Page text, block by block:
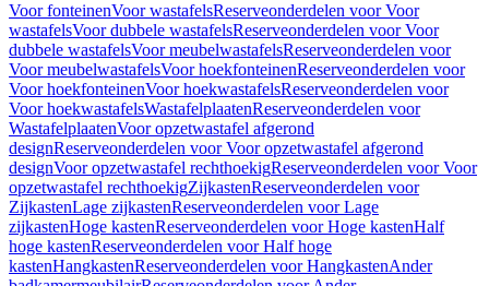
Voor fonteinenVoor wastafelsReserveonderdelen voor Voor
wastafelsVoor dubbele wastafelsReserveonderdelen voor Voor
dubbele wastafelsVoor meubelwastafelsReserveonderdelen voor
Voor meubelwastafelsVoor hoekfonteinenReserveonderdelen voor
Voor hoekfonteinenVoor hoekwastafelsReserveonderdelen voor
Voor hoekwastafelsWastafelplaatenReserveonderdelen voor
WastafelplaatenVoor opzetwastafel afgerond
designReserveonderdelen voor Voor opzetwastafel afgerond
designVoor opzetwastafel rechthoekigReserveonderdelen voor Voor
opzetwastafel rechthoekigZijkastenReserveonderdelen voor
ZijkastenLage zijkastenReserveonderdelen voor Lage
zijkastenHoge kastenReserveonderdelen voor Hoge kastenHalf
hoge kastenReserveonderdelen voor Half hoge
kastenHangkastenReserveonderdelen voor HangkastenAnder